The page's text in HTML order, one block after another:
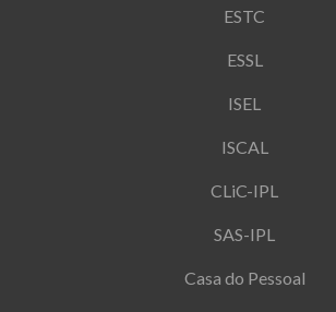
ESTC
ESSL
ISEL
ISCAL
CLiC-IPL
SAS-IPL
Casa do Pessoal